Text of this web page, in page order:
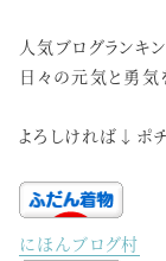
人気ブログランキ
日々の元気と勇気
よろしければ↓ポ
にほんブログ村